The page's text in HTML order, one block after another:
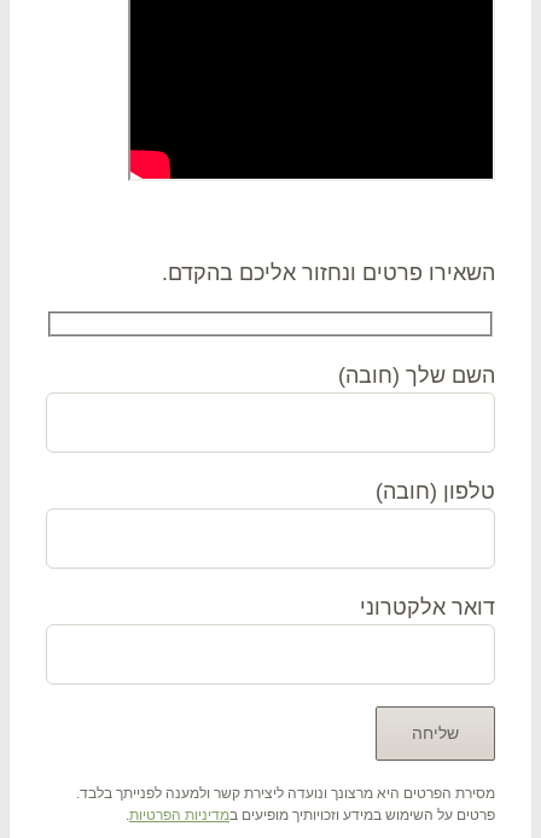
פרטים ונחזור אליכם בהקדם.
שלך (חובה)
(חובה)
אלקטרוני
הפרטים היא מרצונך ונועדה ליצירת קשר ולמענה לפנייתך בלבד.
על השימוש במידע וזכויותיך מופיעים ב מדיניות הפרטיות.